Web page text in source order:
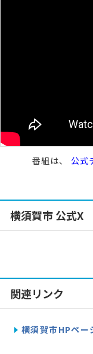
番組は、 公式
横須賀市 公式X
関連リンク
横須賀市HPペー